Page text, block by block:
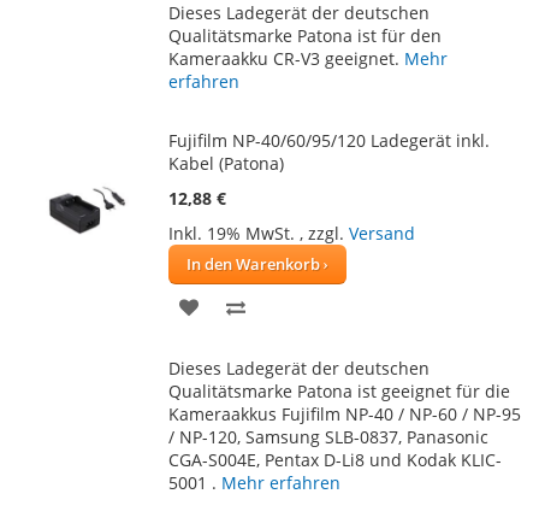
HINZUFÜGEN
HINZUFÜGEN
Dieses Ladegerät der deutschen
Qualitätsmarke Patona ist für den
Kameraakku CR-V3 geeignet. Mehr
erfahren
Fujifilm NP-40/60/95/120 Ladegerät inkl.
Kabel (Patona)
12,88 €
Inkl. 19% MwSt. , zzgl. Versand
In den Warenkorb
ZUR
HINZUFÜGEN
HINZUFÜGEN
Dieses Ladegerät der deutschen
Qualitätsmarke Patona ist geeignet für die
Kameraakkus Fujifilm NP-40 / NP-60 / NP-95
/ NP-120, Samsung SLB-0837, Panasonic
CGA-S004E, Pentax D-Li8 und Kodak KLIC-
5001 . Mehr erfahren